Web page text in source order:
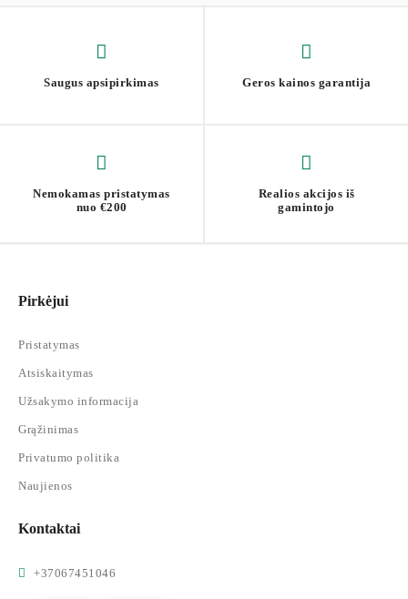
Saugus apsipirkimas Geros kainos garantija
Nemokamas pristatymas
nuo €200
Realios akcijos iš
gamintojo
Pirkėjui
Pristatymas
Atsiskaitymas
Užsakymo informacija
Grąžinimas
Privatumo politika
Naujienos
Kontaktai
+37067451046